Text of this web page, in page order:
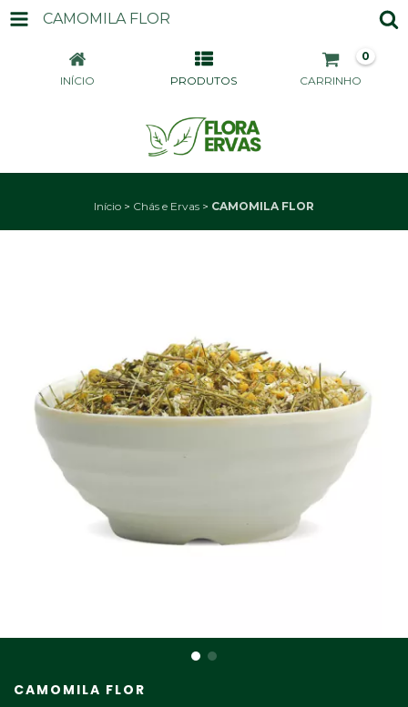
CAMOMILA FLOR
INÍCIO PRODUTOS CARRINHO
0
Início > Chás e Ervas > CAMOMILA FLOR
CAMOMILA FLOR